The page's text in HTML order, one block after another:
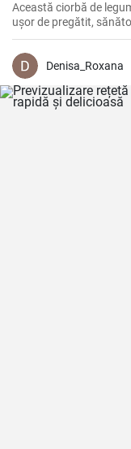
Această ciorbă de
ușor de pregătit,
vegetarieni, deoarece
proaspete și arome
Denisa_Roxana